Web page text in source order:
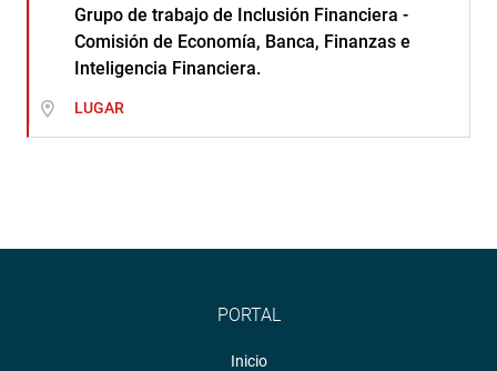
Grupo de trabajo de Inclusión Financiera -
Comisión de Economía, Banca, Finanzas e
Inteligencia Financiera.
LUGAR
PORTAL
Inicio